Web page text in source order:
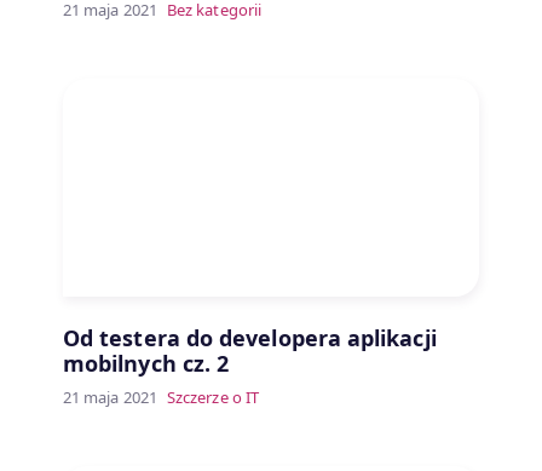
21 maja 2021 Bez kategorii
Od testera do developera aplikacji
mobilnych cz. 2
21 maja 2021 Szczerze o IT